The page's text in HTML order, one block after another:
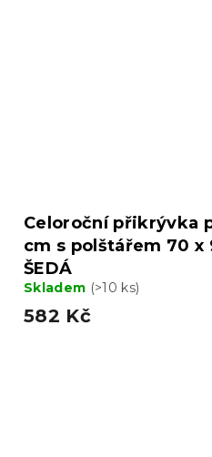
Celoroční přikrývka
cm s polštářem 70 x
ŠEDÁ
Skladem (>10 ks)
582 Kč